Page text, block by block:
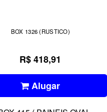
BOX 1326 (RUSTICO)
R$ 418,91
Alugar